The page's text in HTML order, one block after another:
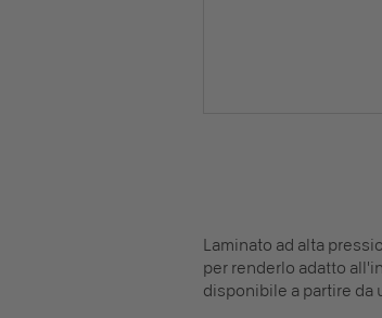
Laminato ad alta
per renderlo adatto
disponibile a partire da